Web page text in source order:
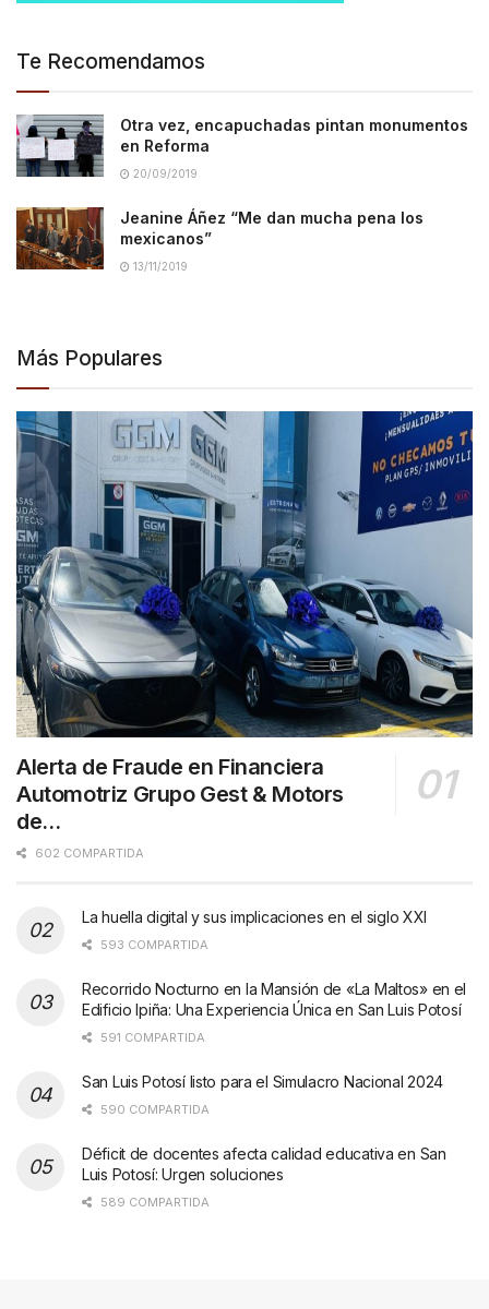
Te Recomendamos
Otra vez, encapuchadas pintan monumentos
en Reforma
20/09/2019
Jeanine Áñez “Me dan mucha pena los
mexicanos”
13/11/2019
Más Populares
Alerta de Fraude en Financiera
Automotriz Grupo Gest & Motors
de…
602 COMPARTIDA
La huella digital y sus implicaciones en el siglo XXI
593 COMPARTIDA
Recorrido Nocturno en la Mansión de «La Maltos» en el
Edificio Ipiña: Una Experiencia Única en San Luis Potosí
591 COMPARTIDA
San Luis Potosí listo para el Simulacro Nacional 2024
590 COMPARTIDA
Déficit de docentes afecta calidad educativa en San
Luis Potosí: Urgen soluciones
589 COMPARTIDA